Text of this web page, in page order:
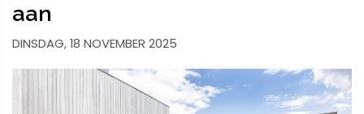
aan
DINSDAG, 18 NOVEMBER 2025